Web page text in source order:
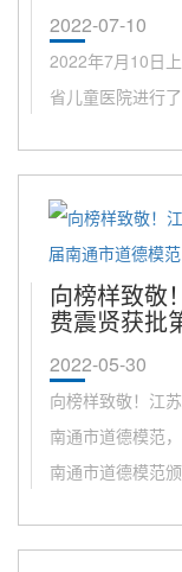
2022-07-10
2022年7月10日
省儿童医院进行
向榜样致敬
费震贤获批
2022-05-30
向榜样致敬！江
南通市道德模范
南通市道德模范